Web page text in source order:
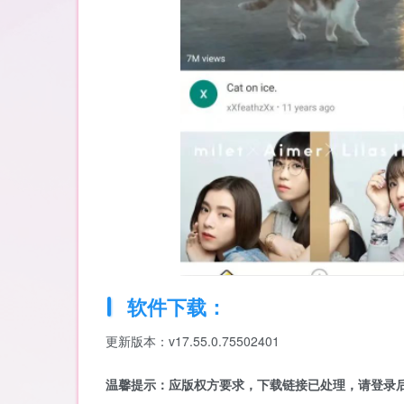
软件下载：
更新版本：v17.55.0.75502401
温馨提示：应版权方要求，下载链接已处理，请登录